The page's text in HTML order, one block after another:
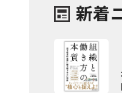
新着